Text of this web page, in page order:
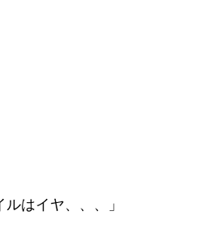
はイヤ、、、」